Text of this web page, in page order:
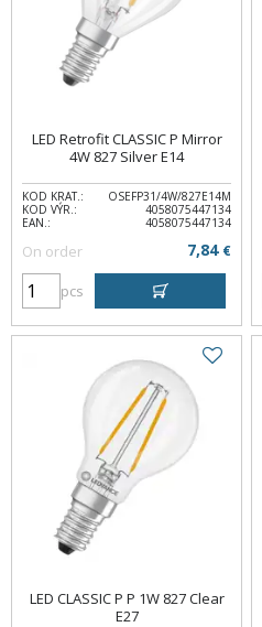
LED Retrofit CLASSIC P Mirror
4W 827 Silver E14
KOD KRAT.:
OSEFP31/4W/827E14M
KOD VÝR.:
4058075447134
EAN.:
4058075447134
On order 7,84 €
pcs
LED CLASSIC P P 1W 827 Clear
E27